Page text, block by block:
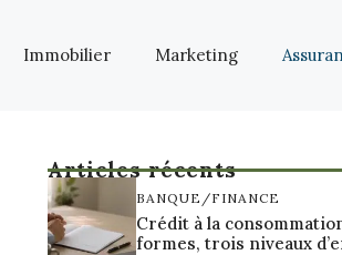
Immobilier Marketing
Articles récents
BANQUE/FINANCE
Crédit à la
formes, trois niveaux